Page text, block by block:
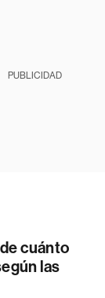
PUBLICIDAD
cuánto
las